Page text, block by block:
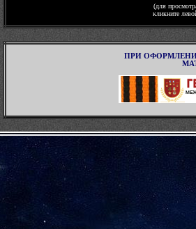
(для
кликните
ПРИ